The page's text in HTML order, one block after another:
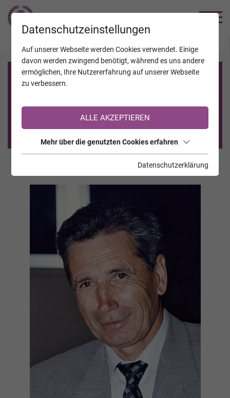
Registrierung auf TrauerHilfe.it
Sie sind noch nicht auf TrauerHilfe.it registriert?
>> zur kostenlosen Registrierung <<
Datenschutzeinstellungen
Auf unserer Webseite werden Cookies verwendet. Einige
davon werden zwingend benötigt, während es uns andere
ermöglichen, Ihre Nutzererfahrung auf unserer Webseite
zu verbessern.
ALLE AKZEPTIEREN
Mehr über die genutzten Cookies erfahren
Datenschutzerklärung
JAHRESTAGE KALENDER VERSTORBENE